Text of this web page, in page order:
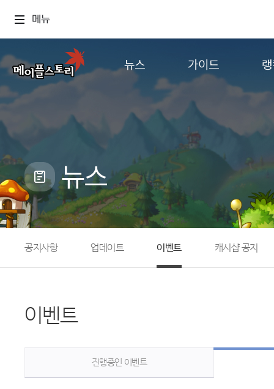
메뉴
뉴스
공지사항
업데이트
캐시샵 공지
메이플 알림판
with maple
가이드
게임정보
직업소개
확률형 아이템
NEXON NOW
뉴스
공지사항 업데이트 이벤트 캐시샵 공지
이벤트
진행중인 이벤트